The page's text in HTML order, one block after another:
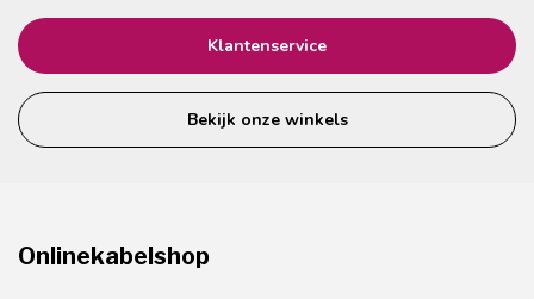
Klantenservice
Bekijk onze winkels
Onlinekabelshop